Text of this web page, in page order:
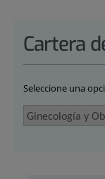
Cartera
Seleccione una